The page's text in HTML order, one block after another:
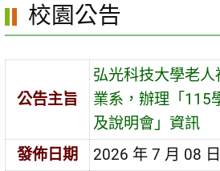
區
校園公告
公告主旨
弘光科技大學老
業系，辦理「115
及說明會」資訊
發佈日期
2026 年 7 月 08 日